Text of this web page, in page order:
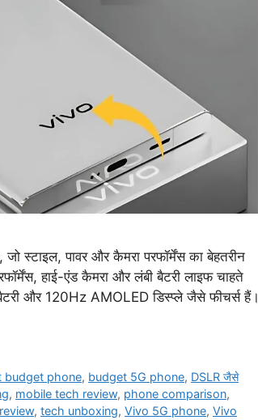
स्टाइल, पावर और कैमरा परफॉर्मेंस का बेहतरीन
हाई-एंड कैमरा और लंबी बैटरी लाइफ चाहते
और 120Hz AMOLED डिस्प्ले जैसे फीचर्स हैं।
budget phone, budget 5G phone, DSLR जैसे
, mobile tech review, phone comparison,
, tech unboxing, Vivo 5G phone, Vivo